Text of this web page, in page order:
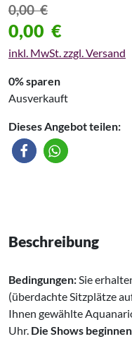
0,00€
0,00 €
inkl. MwSt. zzgl. Versand
0% sparen
Ausverkauft
Dieses Angebot teilen:
Beschreibung
Bedingungen: Sie
(überdachte Sitzplätze
Ihnen gewählte
Uhr. Die Shows